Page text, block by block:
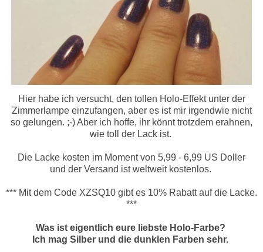
Hier habe ich versucht, den tollen Holo-Effekt unter der
Zimmerlampe einzufangen, aber es ist mir irgendwie nicht
so gelungen. ;-) Aber ich hoffe, ihr könnt trotzdem erahnen,
wie toll der Lack ist.
Die Lacke kosten im Moment von 5,99 - 6,99 US Doller
und der Versand ist weltweit kostenlos.
*** Mit dem Code XZSQ10 gibt es 10% Rabatt auf die Lacke.
***
Was ist eigentlich eure liebste Holo-Farbe?
Ich mag Silber und die dunklen Farben sehr.